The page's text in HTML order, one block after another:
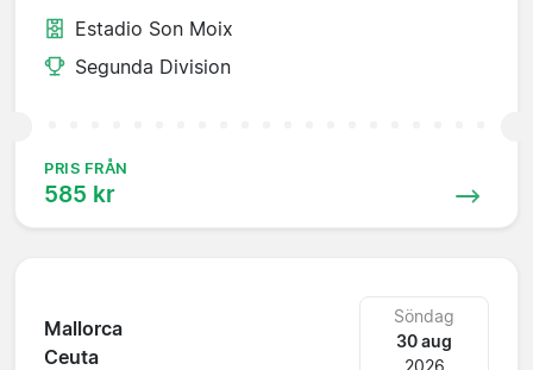
Estadio Son Moix
Segunda Division
PRIS FRÅN
585 kr
Mallorca
Ceuta
Söndag
30 aug
2026